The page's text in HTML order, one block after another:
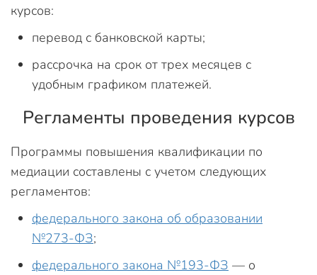
курсов:
перевод с банковской карты;
рассрочка на срок от трех месяцев с
удобным графиком платежей.
Регламенты проведения курсов
Программы повышения квалификации по
медиации составлены с учетом следующих
регламентов:
федерального закона об образовании
№273-ФЗ;
федерального закона №193-ФЗ — о